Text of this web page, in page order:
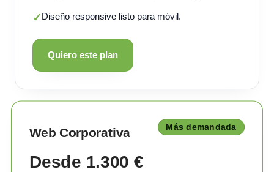
✓Diseño responsive listo para móvil.
Quiero este plan
Web Corporativa Más demandada
Desde 1.300 €